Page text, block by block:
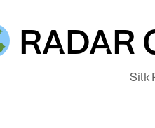
RADAR
Silk